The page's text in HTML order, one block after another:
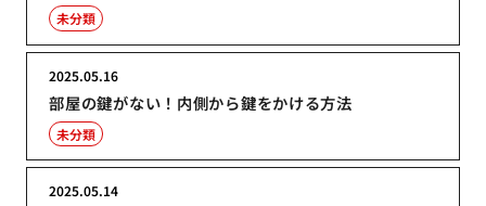
未分類
部屋の鍵がない！内側から鍵をかける方法
2025.05.16
未分類
2025.05.14